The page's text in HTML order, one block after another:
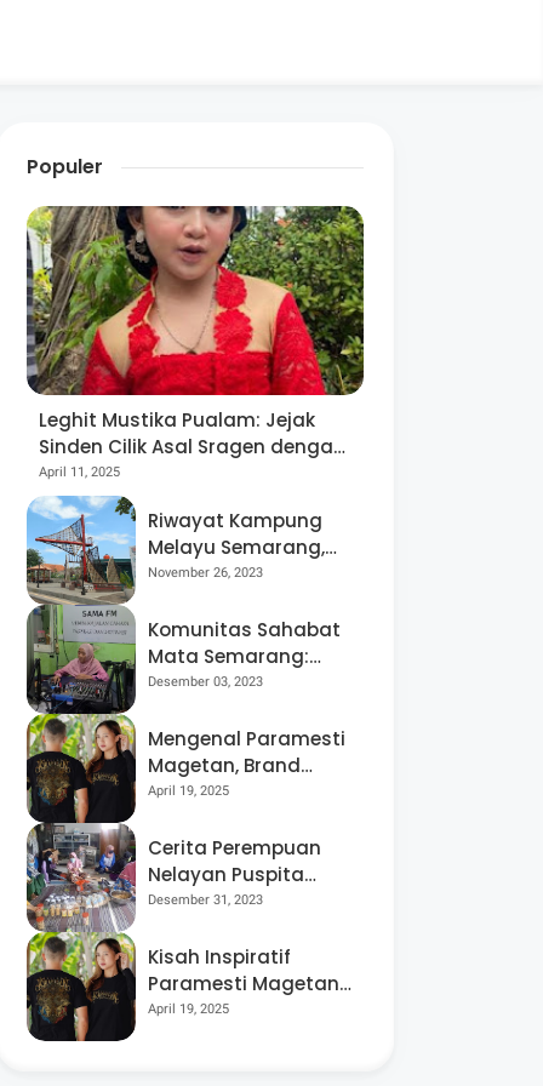
Populer
Leghit Mustika Pualam: Jejak
Sinden Cilik Asal Sragen dengan
Segudang Prestasi, Sejak Usia 8
Tahun!
April 11, 2025
Riwayat Kampung
Melayu Semarang,
Kampung
Multikultural
November 26, 2023
Komunitas Sahabat
Mata Semarang:
Disabilitas Netra
Mandiri
Desember 03, 2023
Mengenal Paramesti
Magetan, Brand
Fesyen yang
Jawa Melalui Desain
Kaos yang Memukau
April 19, 2025
Cerita Perempuan
Nelayan Puspita
Bahari Demak,
Setara dan Berdaya
di Tengah Budaya
Patriarki
Desember 31, 2023
Kisah Inspiratif
Paramesti Magetan:
dari Bisnis Sablon
April 19, 2025